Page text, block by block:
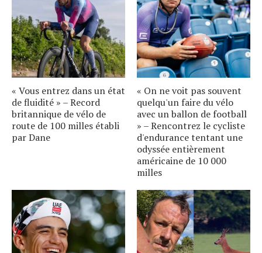
« Vous entrez dans un état
de fluidité » – Record
britannique de vélo de
route de 100 milles établi
par Dane
« On ne voit pas souvent
quelqu'un faire du vélo
avec un ballon de football
» – Rencontrez le cycliste
d'endurance tentant une
odyssée entièrement
américaine de 10 000
milles